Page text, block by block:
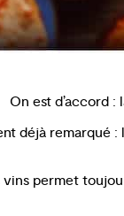
On est d’accord :
déjà remarqué
permet